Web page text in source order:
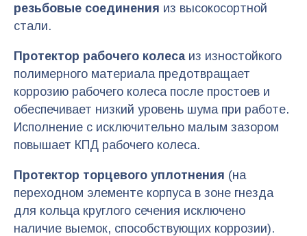
резьбовые соединения из высокосортной
стали.
Протектор рабочего колесаиз изностойкого
полимерного материала предотвращает
коррозию рабочего колеса после простоев и
обеспечивает низкий уровень шума при работе.
Исполнение с исключительно малым зазором
повышает КПД рабочего колеса.
Протектор торцевого уплотнения (на
переходном элементе корпуса в зоне гнезда
для кольца круглого сечения исключено
наличие выемок, способствующих коррозии).